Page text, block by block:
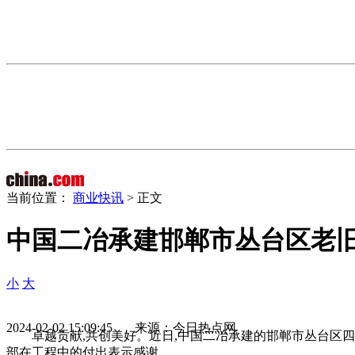
当前位置： 商业快讯 > 正文
中国二冶承建邯郸市丛台区老
小 大
2024-02-02 15:09:45 来源：今日热点网
卓越贡献,共创美好。近日,中国二冶承建的邯郸市丛台区
部在工程中的付出表示感谢。